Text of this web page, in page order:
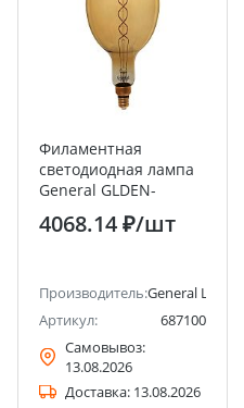
Филаментная
светодиодная лампа
General GLDEN-
BT180DSS-DEM-
8ВТ-230-E27-2700 1/6
4068.14 ₽/шт
Производитель:General
Артикул:
687100
Самовывоз:
13.08.2026
Доставка: 13.08.2026